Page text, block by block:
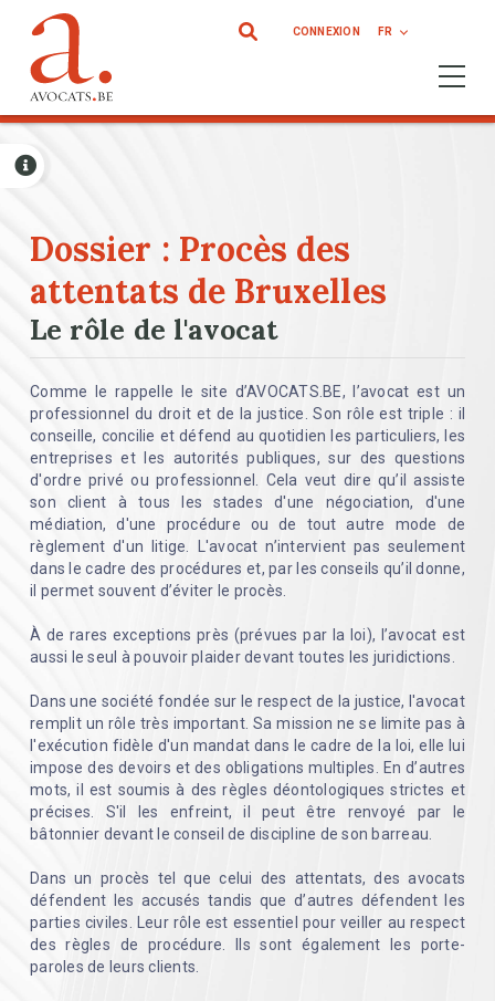
Aller au contenu principal
Ouvrir
CONNEXION FR
Dossier : Procès des
attentats de Bruxelles
Le rôle de l'avocat
Comme le rappelle le site d’AVOCATS.BE, l’avocat est un
professionnel du droit et de la justice. Son rôle est triple : il
conseille, concilie et défend au quotidien les particuliers, les
entreprises et les autorités publiques, sur des questions
d'ordre privé ou professionnel. Cela veut dire qu’il assiste
son client à tous les stades d'une négociation, d'une
médiation, d'une procédure ou de tout autre mode de
règlement d'un litige. L'avocat n’intervient pas seulement
dans le cadre des procédures et, par les conseils qu’il donne,
il permet souvent d’éviter le procès.
À de rares exceptions près (prévues par la loi), l’avocat est
aussi le seul à pouvoir plaider devant toutes les juridictions.
Dans une société fondée sur le respect de la justice, l'avocat
remplit un rôle très important. Sa mission ne se limite pas à
l'exécution fidèle d'un mandat dans le cadre de la loi, elle lui
impose des devoirs et des obligations multiples. En d’autres
mots, il est soumis à des règles déontologiques strictes et
précises. S'il les enfreint, il peut être renvoyé par le
bâtonnier devant le conseil de discipline de son barreau.
Dans un procès tel que celui des attentats, des avocats
défendent les accusés tandis que d’autres défendent les
parties civiles. Leur rôle est essentiel pour veiller au respect
des règles de procédure. Ils sont également les porte-
paroles de leurs clients.